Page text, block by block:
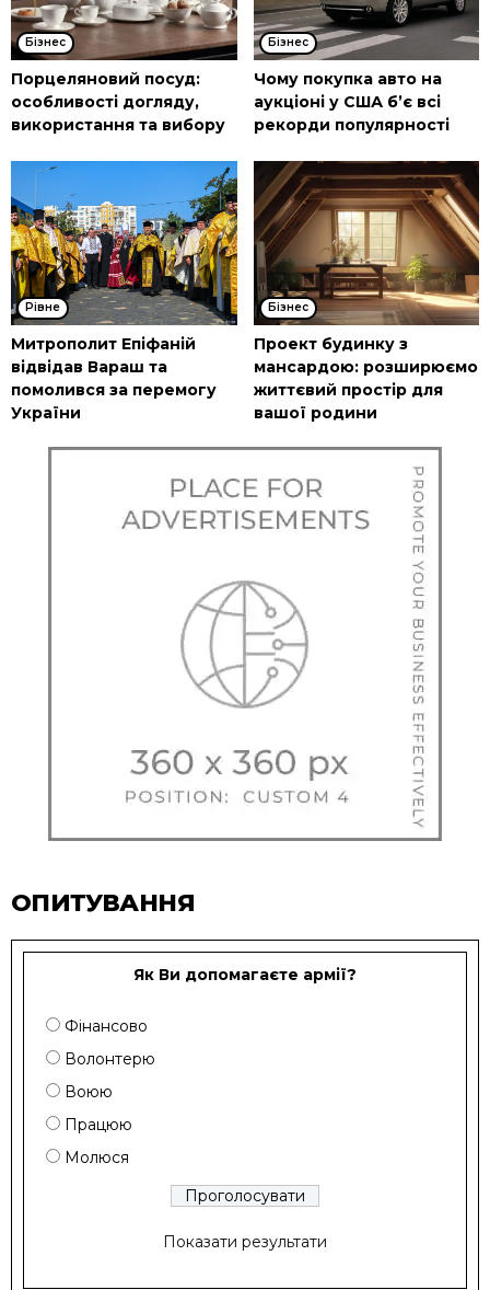
Бізнес
Порцеляновий посуд:
особливості догляду,
використання та вибору
Бізнес
Чому покупка авто на
аукціоні у США б’є всі
рекорди популярності
Рівне
Митрополит Епіфаній
відвідав Вараш та
помолився за перемогу
України
Бізнес
Проект будинку з
мансардою: розширюємо
життєвий простір для
вашої родини
ОПИТУВАННЯ
Як Ви допомагаєте армії?
Фінансово
Волонтерю
Воюю
Працюю
Молюся
Показати результати